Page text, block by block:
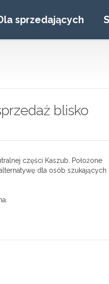
sprzedających
blisko
części Kaszub. Położone
dla osób szukających